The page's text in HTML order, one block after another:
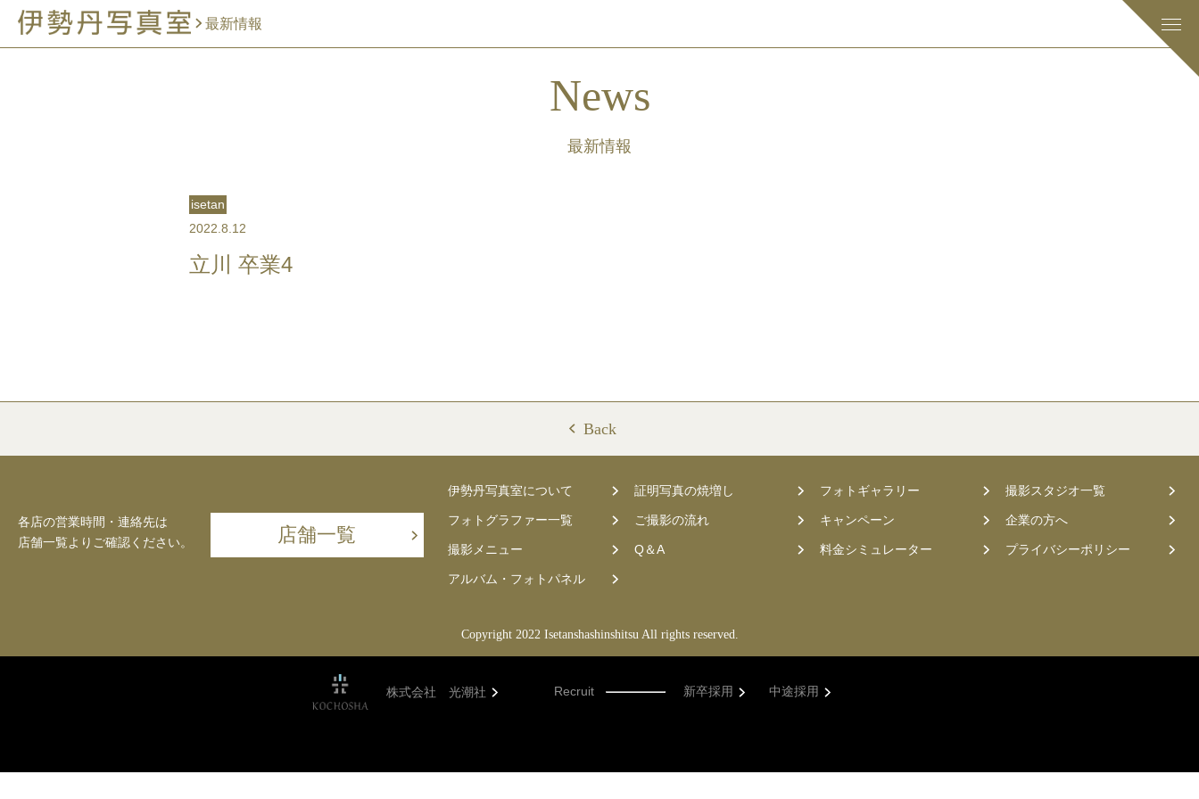
最新情報
News
最新情報
isetan
2022.8.12
立川 卒業4
Back
各店の営業時間・連絡先は
店舗一覧よりご確認ください。
店舗一覧
伊勢丹写真室について 証明写真の焼増し フォトギャラリー 撮影スタジオ一覧
フォトグラファー一覧 ご撮影の流れ キャンペーン 企業の方へ
撮影メニュー Q＆A 料金シミュレーター プライバシーポリシー
アルバム・フォトパネル
Copyright 2022 Isetanshashinshitsu All rights reserved.
株式会社 光潮社 Recruit 新卒採用 中途採用